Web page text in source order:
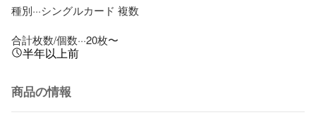
種別···シングルカード 複数
合計枚数/個数···20枚〜
半年以上前
商品の情報